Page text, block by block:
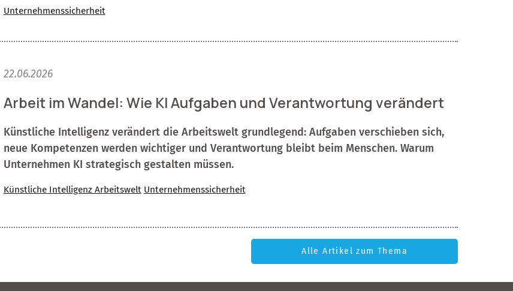
Unternehmenssicherheit
22.06.2026
Arbeit im Wandel: Wie KI Aufgaben und Verantwortung verändert
Künstliche Intelligenz verändert die Arbeitswelt grundlegend: Aufgaben verschieben sich,
neue Kompetenzen werden wichtiger und Verantwortung bleibt beim Menschen. Warum
Unternehmen KI strategisch gestalten müssen.
Künstliche Intelligenz Arbeitswelt Unternehmenssicherheit
Alle Artikel zum Thema